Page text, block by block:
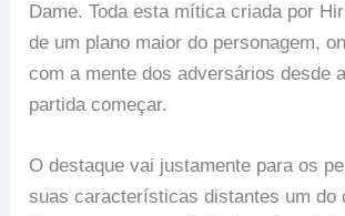
Dame. Toda esta mítica criada por
de um plano maior do personagem,
com a mente dos adversários desde
partida começar.
O destaque vai justamente para os
suas características distantes um do